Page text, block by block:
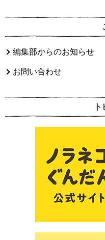
編集部からのお知らせ
お問い合わせ